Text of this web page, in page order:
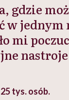
gdzie
w jednym
mi
nastroje
tys. osób.